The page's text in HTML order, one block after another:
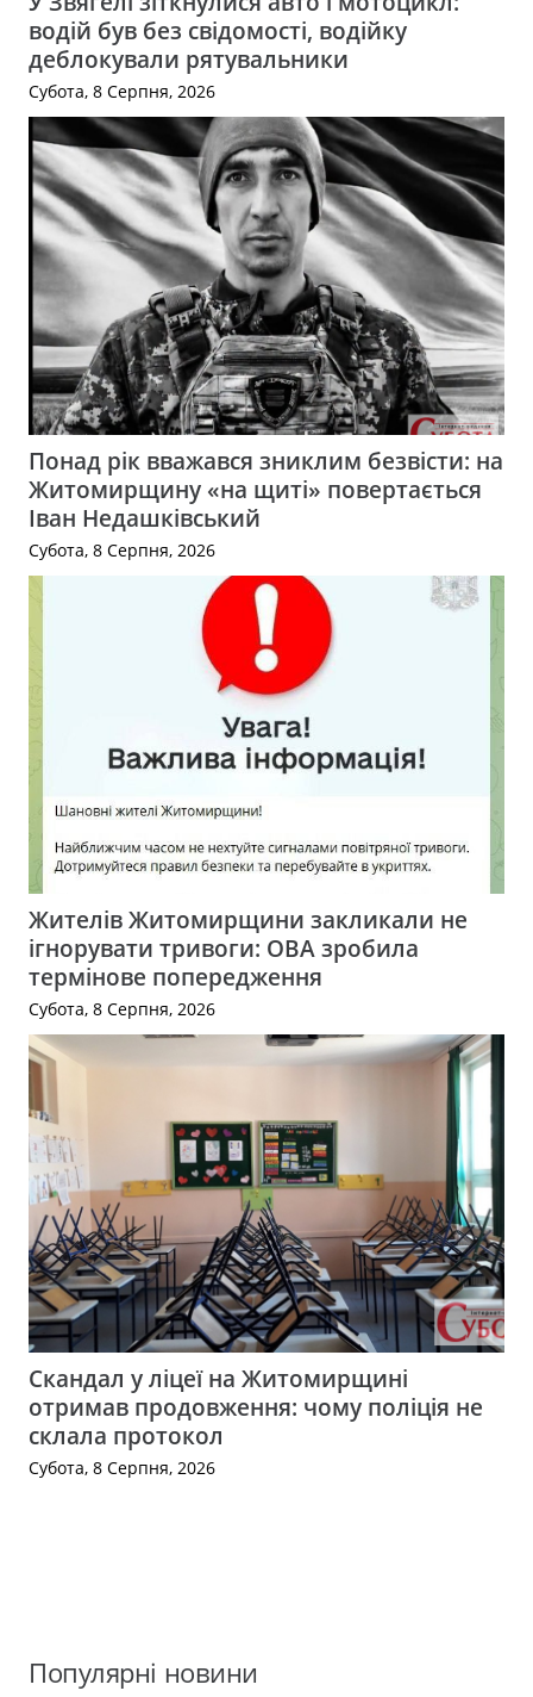
водій був без свідомості, водійку
деблокували рятувальники
Субота, 8 Серпня, 2026
Понад рік вважався зниклим безвісти: на
Житомирщину «на щиті» повертається
Іван Недашківський
Субота, 8 Серпня, 2026
Жителів Житомирщини закликали не
ігнорувати тривоги: ОВА зробила
термінове попередження
Субота, 8 Серпня, 2026
Скандал у ліцеї на Житомирщині
отримав продовження: чому поліція не
склала протокол
Субота, 8 Серпня, 2026
Популярні новини